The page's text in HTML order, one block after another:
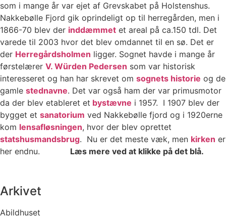
som i mange år var ejet af Grevskabet på Holstenshus.
Nakkebølle Fjord gik oprindeligt op til herregården, men i
1866-70 blev der inddæmmet et areal på ca.150 tdl. Det
varede til 2003 hvor det blev omdannet til en sø. Det er
der Herregårdsholmen ligger. Sognet havde i mange år
førstelærer V. Würden Pedersen som var historisk
interesseret og han har skrevet om sognets historie og de
gamle stednavne. Det var også ham der var primusmotor
da der blev etableret et bystævne i 1957. I 1907 blev der
bygget et sanatorium ved Nakkebølle fjord og i 1920erne
kom lensafløsningen, hvor der blev oprettet
statshusmandsbrug. Nu er det meste væk, men kirken er
her endnu. Læs mere ved at klikke på det blå.
Arkivet
Abildhuset